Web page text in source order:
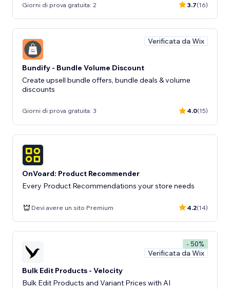
Giorni di prova gratuita: 2 3.7(16)
Verificata da Wix
Bundify - Bundle Volume Discount
Create upsell bundle offers, bundle deals & volume
discounts
Giorni di prova gratuita: 3 4.0(15)
OnVoard: Product Recommender
Every Product Recommendations your store needs
Devi avere un sito Premium 4.2(14)
- 50%
Verificata da Wix
Bulk Edit Products - Velocity
Bulk Edit Products and Variant Prices with AI